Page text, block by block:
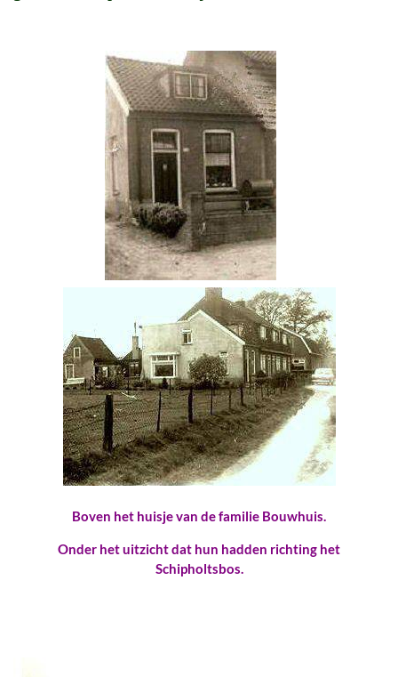
Boven het huisje van de familie Bouwhuis.
Onder het uitzicht dat hun hadden richting het
Schipholtsbos.